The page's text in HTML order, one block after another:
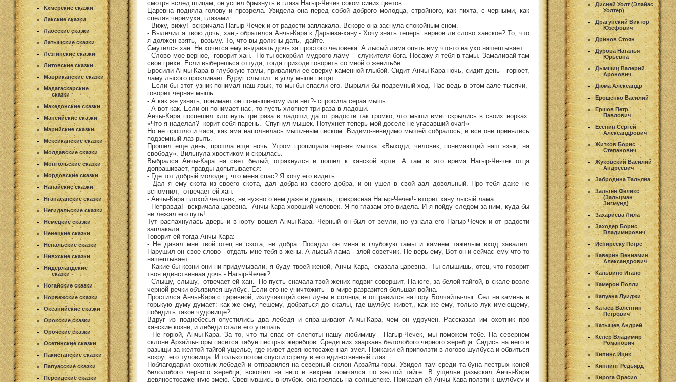
Кхмерские сказки
Лакские сказки
Лаосские сказки
Латышские сказки
Лезгинские сказки
Литовские сказки
Мавриканские сказки
Мадагаскарские
сказки
Македонские сказки
Мансийские сказки
Марийские сказки
Мексиканские сказки
Молдавские сказки
Монгольские сказки
Мордовские сказки
Нанайские сказки
Нганасанские сказки
Негидальские сказки
Немецкие сказки
Ненецкие сказки
Непальские сказки
Нивхские сказки
Нидерландские
сказки
Ногайские сказки
Норвежские сказки
Океанийские сказки
Орокские сказки
Орочские сказки
Осетинские сказки
Пакистанские сказки
Папуасские сказки
Персидские сказки
смотря вслед птицам, он успел брызнуть в глаза Нагыр-Чечек соком синих цветов.
Царевна подняла голову и прозрела. Увидела она перед собой доброго молодца, стройного, как пихта, с черными, как
спелая черемуха, глазами.
- Вижу, вижу!- вскричала Нагыр-Чечек и от радости заплакала. Вскоре она заснула спокойным сном.
- Вылечил я твою дочь, хан,- обратился Анчы-Кара к Дарынза-хану.- Хочу знать теперь: верное ли слово ханское? То, что
я должен взять,- возьму. То, что вы должны дать,- дайте.
Смутился хан. Не хочется ему выдавать дочь за простого человека. А лысый лама опять ему что-то на ухо нашептывает.
- Слово мое верное,- говорит хан.- Но ты оскорбил мудрого ламу -- служителя бога. Посажу я тебя в тамы. Замаливай там
свои грехи. Если выберешься оттуда, тогда приходи говорить со мной о женитьбе.
Бросили Анчы-Кара в глубокую тамы, привалили ее сверху каменной глыбой. Сидит Анчы-Кара ночь, сидит день - горюет,
ламу лысого проклинает. Вдруг слышит: в углу мыши пищат.
- Если бы этот узник понимал наш язык, то мы бы спасли его. Вырыли бы подземный ход. Нас ведь в этом аале тысячи,-
говорит черная мышь.
- А как же узнать, понимает он по-мышиному или нет?- спросила серая мышь.
- А вот как. Если он понимает нас, то пусть хлопнет три раза в ладоши.
Анчы-Кара поспешил хлопнуть три раза в ладоши, да от радости так громко, что мыши вмиг скрылись в своих норках.
«Что я наделал?- корит себя парень.- Спугнул мышек. Потухнет теперь мой доселе не угасавший очаг!»
Но не прошло и часа, как яма наполнилась мыши-ным писком. Видимо-невидимо мышей собралось, и все они принялись
подземный лаз рыть.
Прошел еще день, прошла еще ночь. Утром пропищала черная мышка: «Выходи, человек, понимающий наш язык, на
свободу». Вильнула хвостиком и скрылась.
Выбрался Анчы-Кара на свет белый, отряхнулся и пошел к ханской юрте. А там в это время Нагыр-Че-чек отца
допрашивает, правды допытывается:
- Где тот добрый молодец, что меня спас? Я хочу его видеть.
- Дал я ему скота из своего скота, дал добра из своего добра, и он ушел в свой аал довольный. Про тебя даже не
вспомнил,- отвечает ей хан.
- Анчы-Кара плохой человек, не нужно о нем даже и думать, прекрасная Нагыр-Чечек!- вторит хану лысый лама.
- Неправда!- вскричала царевна.- Анчы-Кара хороший человек. Я по глазам это видела. И я пойду следом за ним, куда бы
ни лежал его путь!
Тут распахнулась дверь и в юрту вошел Анчы-Кара. Черный он был от земли, но узнала его Нагыр-Чечек и от радости
заплакала.
Говорит ей тогда Анчы-Кара:
- Не давал мне твой отец ни скота, ни добра. Посадил он меня в глубокую тамы и камнем тяжелым вход завалил.
Нарушил он свое слово - отдать мне тебя в жены. А лысый лама - злой советчик. Не верь ему, Вот он и сейчас ему что-то
нашептывает.
- Какие бы козни они ни придумывали, я буду твоей женой, Анчы-Кара,- сказала царевна.- Ты слышишь, отец, что говорит
твоя единственная дочь - Нагыр-Чечек?
- Слышу, слышу,- отвечает ей хан.- Но пусть сначала твой жених подвиг совершит. На юге, за белой тайгой, в скале возле
черной речки объявился шулбус. Если его не уничтожить - в мире разразится большая война.
Простился Анчы-Кара с царевной, излучающей свет луны и солнца, и отправился на гору Болчайты-лыг. Сел на камень и
горькую думу думает: как же ему, пешему, добраться до скалы, где шулбус живет,, как же ему, только лук имеющему,
победить такое чудовище?
Вдруг из поднебесья опустились два лебедя и спра-шивают Анчы-Кара, чем он удручен. Рассказал им охотник про
ханские козни, и лебеди стали его утешать:
- Не горюй, Анчы-Кара. За то, что ты спас от слепоты нашу любимицу - Нагыр-Чечек, мы поможем тебе. На северном
склоне Арзайты-горы пасется табун пестрых жеребцов. Среди них зааркань белолобого черного жеребца. Садись на него и
разыщи за желтой тайгой ущелье, где живет девяностосаженная змея. Прикажи ей приползти в логово шулбуса и обвиться
вокруг его туловища. И только потом спусти стрелу в его единственный глаз.
Поблагодарил охотник лебедей и отправился на северный склон Арзайты-горы. Увидел там среди та-буна пестрых коней
белолобого черного жеребца, вскочил на него и вихрем помчался по желтой тайге. В ущелье разыскал Анчы-Кара
девяностосаженную змею. Свернувшись в клубок, она грелась на солнцепеке. Приказал ей Анчы-Кара ползти к шулбусу и
Дисней Уолт (Элайас
Уолтер)
Драгунский Виктор
Юзефович
Дринов Стоян
Дурова Наталья
Юрьевна
Дымшиц Валерий
Аронович
Дюма Александр
Ерошенко Василий
Ершов Петр
Павлович
Есенин Сергей
Александрович
Житков Борис
Степанович
Жуковский Василий
Андреевич
Забродина Тальяна
Зальтен Феликс
(Зальцман
Зигмунд)
Захариева Лила
Заходер Борис
Владимирович
Испиреску Петре
Каверин Вениамин
Александрович
Кальвино Итало
Камерон Полли
Капуана Луиджи
Катаев Валентин
Петрович
Катыщев Андрей
Келер Владимир
Романович
Кипинс Ицик
Киплинг Редьярд
Кирога Орасио